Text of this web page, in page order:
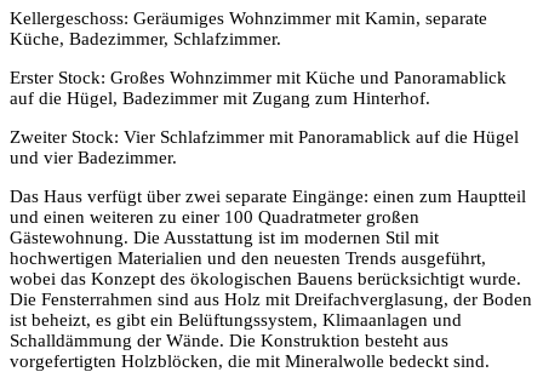
Kellergeschoss: Geräumiges Wohnzimmer mit Kamin, separate
Küche, Badezimmer, Schlafzimmer.
Erster Stock: Großes Wohnzimmer mit Küche und Panoramablick
auf die Hügel, Badezimmer mit Zugang zum Hinterhof.
Zweiter Stock: Vier Schlafzimmer mit Panoramablick auf die Hügel
und vier Badezimmer.
Das Haus verfügt über zwei separate Eingänge: einen zum Hauptteil
und einen weiteren zu einer 100 Quadratmeter großen
Gästewohnung. Die Ausstattung ist im modernen Stil mit
hochwertigen Materialien und den neuesten Trends ausgeführt,
wobei das Konzept des ökologischen Bauens berücksichtigt wurde.
Die Fensterrahmen sind aus Holz mit Dreifachverglasung, der Boden
ist beheizt, es gibt ein Belüftungssystem, Klimaanlagen und
Schalldämmung der Wände. Die Konstruktion besteht aus
vorgefertigten Holzblöcken, die mit Mineralwolle bedeckt sind.